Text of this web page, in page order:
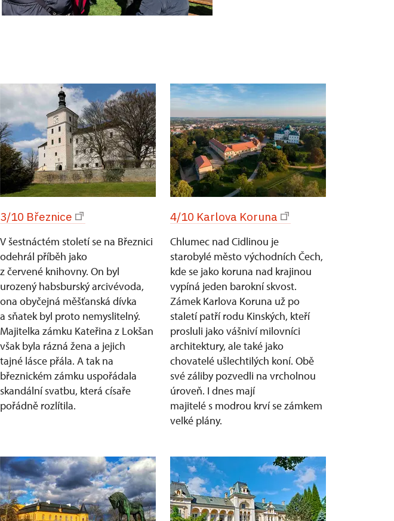
3/10 Březnice
V šestnáctém století se na Březnici
odehrál příběh jako
z červené knihovny. On byl
urozený habsburský arcivévoda,
ona obyčejná měšťanská dívka
a sňatek byl proto nemyslitelný.
Majitelka zámku Kateřina z Lokšan
však byla rázná žena a jejich
tajné lásce přála. A tak na
březnickém zámku uspořádala
skandální svatbu, která císaře
pořádně rozlítila.
4/10 Karlova Koruna
Chlumec nad Cidlinou je
starobylé město východních Čech,
kde se jako koruna nad krajinou
vypíná jeden barokní skvost.
Zámek Karlova Koruna už po
staletí patří rodu Kinských, kteří
prosluli jako vášniví milovníci
architektury, ale také jako
chovatelé ušlechtilých koní. Obě
své záliby pozvedli na vrcholnou
úroveň. I dnes mají
majitelé s modrou krví se zámkem
velké plány.